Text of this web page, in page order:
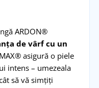
ARDON®
de vârf cu un
asigură o piele
intens – umezeala
să vă simțiți